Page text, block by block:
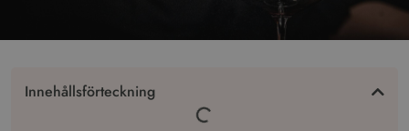
Innehållsförteckning